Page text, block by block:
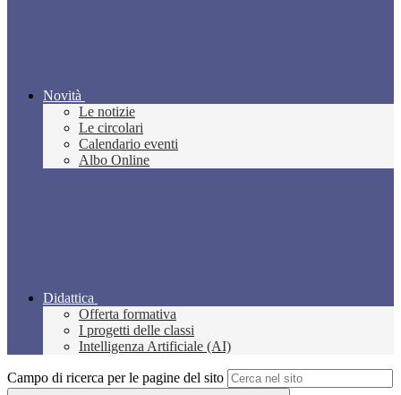
Novità
Le notizie
Le circolari
Calendario eventi
Albo Online
Didattica
Offerta formativa
I progetti delle classi
Intelligenza Artificiale (AI)
Campo di ricerca per le pagine del sito